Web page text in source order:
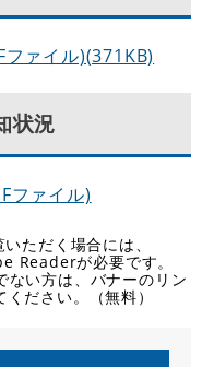
ァイル)(371KB)
状況
ファイル)
ただく場合には、
Readerが必要です。
い方は、バナーのリン
ださい。（無料）